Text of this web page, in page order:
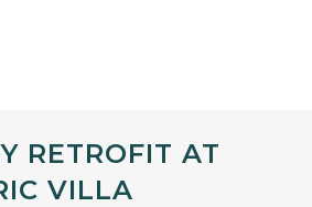
RETROFIT AT
VILLA